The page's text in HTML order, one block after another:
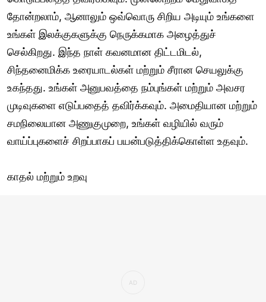
தோன்றலாம், ஆனாலும் ஒவ்வொரு சிறிய அடியும் உங்களை
உங்கள் இலக்குகளுக்கு நெருக்கமாக அழைத்துச்
செல்கிறது. இந்த நாள் கவனமான திட்டமிடல்,
சிந்தனைமிக்க உரையாடல்கள் மற்றும் சீரான செயலுக்கு
உகந்தது. உங்கள் அனுபவத்தை நம்புங்கள் மற்றும் அவசர
முடிவுகளை எடுப்பதைத் தவிர்க்கவும். அமைதியான மற்றும்
சமநிலையான அணுகுமுறை, உங்கள் வழியில் வரும்
வாய்ப்புகளைச் சிறப்பாகப் பயன்படுத்திக்கொள்ள உதவும்.
காதல் மற்றும் உறவு